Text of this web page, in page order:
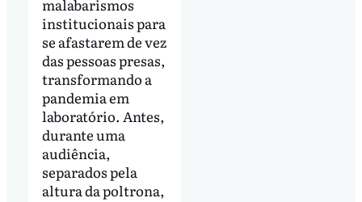
malabarismos
institucionais para
se afastarem de vez
das pessoas presas,
transformando a
pandemia em
laboratório. Antes,
durante uma
audiência,
separados pela
altura da poltrona,